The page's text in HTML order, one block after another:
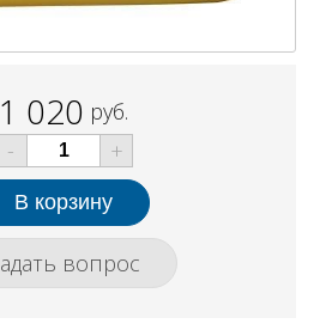
1 020 руб.
-
+
вопрос